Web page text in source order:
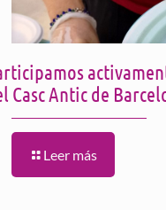
Casc Antic de
Leer más